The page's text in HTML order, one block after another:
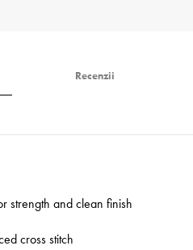
Recenzii
strength and clean finish
cross stitch